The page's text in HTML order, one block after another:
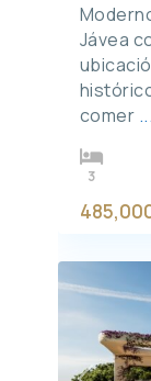
Jávea
comer ...
3